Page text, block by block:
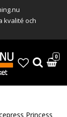
kvalité och
0
Princess